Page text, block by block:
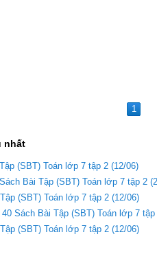
1
nhất
(SBT) Toán lớp 7 tập 2 (12/06)
Bài Tập (SBT) Toán lớp 7 tập 2
(SBT) Toán lớp 7 tập 2 (12/06)
Sách Bài Tập (SBT) Toán lớp 7 tập
(SBT) Toán lớp 7 tập 2 (12/06)